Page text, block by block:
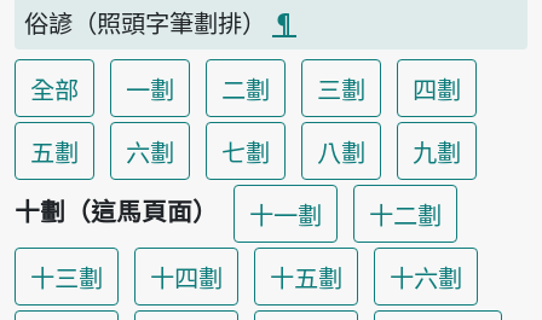
俗諺（照頭字筆劃排）
¶
全部
一劃 二劃 三劃
四劃
五劃
六劃 七劃 八劃
九劃
十劃（這馬頁面）
十一劃
十二劃
十三劃
十四劃 十五劃
十六劃